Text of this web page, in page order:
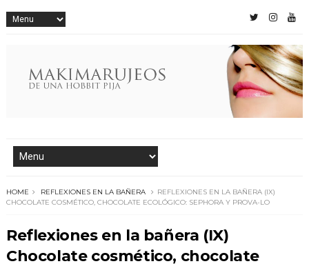
HOME REFLEXIONES EN LA BAÑERA
REFLEXIONES EN LA BAÑERA (IX)
CHOCOLATE COSMÉTICO, CHOCOLATE ECOLÓGICO: SEPHORA Y PROVA-LO
Reflexiones en la bañera (IX)
Chocolate cosmético, chocolate